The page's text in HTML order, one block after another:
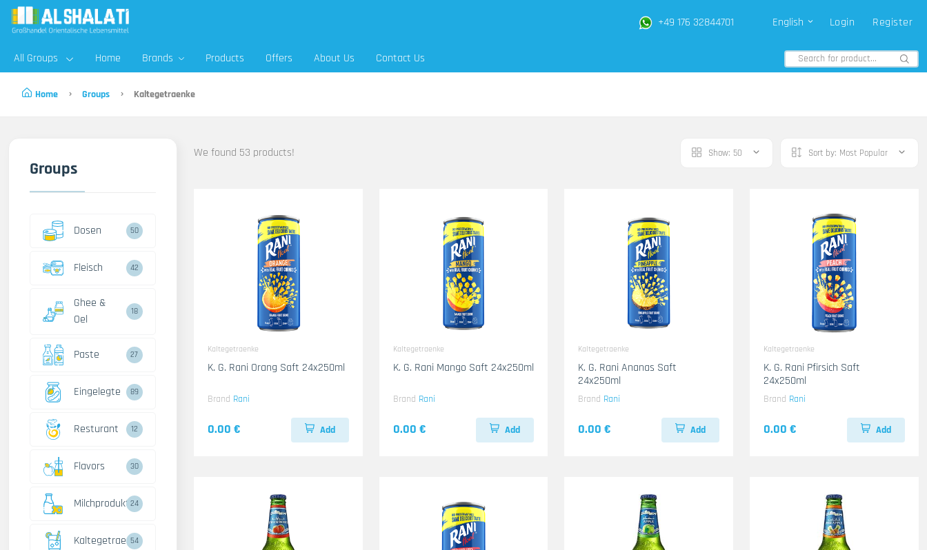
+49 176 32844701 English Login Register
All Groups Home Brands Products Offers About Us Contact Us
Home Groups Kaltegetraenke
Groups
Dosen 50
Fleisch 42
Ghee &
Oel
18
Paste 27
Eingelegte 89
Resturant 12
Flavors 30
Milchprodukte24
Kaltegetraenke
54
We found 53 products! Show: 50 Sort by: Most Popular
Kaltegetraenke
K. G. Rani Orang Saft 24x250ml
Brand Rani
0.00 € Add
Kaltegetraenke
K. G. Rani Mango Saft 24x250ml
Brand Rani
0.00 € Add
Kaltegetraenke
K. G. Rani Ananas Saft
24x250ml
Brand Rani
0.00 € Add
Kaltegetraenke
K. G. Rani Pfirsich Saft
24x250ml
Brand Rani
0.00 € Add